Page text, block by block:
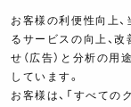
イベント情報
イベントスケジュー
ツーリングブレイクタ
お客様の利便性向上
るサービスの向上、改
せ（広告）と分析の
しています。
お客様は、「すべて